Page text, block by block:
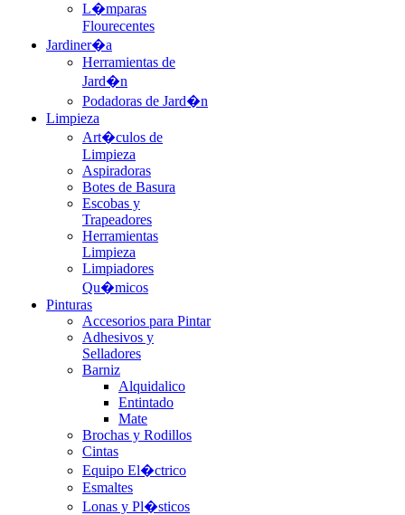
L�mparas
Flourecentes
Jardiner�a
Herramientas de
Jard�n
Podadoras de Jard�n
Limpieza
Art�culos de
Limpieza
Aspiradoras
Botes de Basura
Escobas y
Trapeadores
Herramientas
Limpieza
Limpiadores
Qu�micos
Pinturas
Accesorios para Pintar
Adhesivos y
Selladores
Barniz
Alquidalico
Entintado
Mate
Brochas y Rodillos
Cintas
Equipo El�ctrico
Esmaltes
Lonas y Pl�sticos